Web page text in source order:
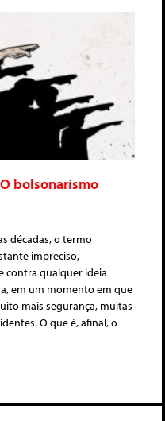
bolsonarismo
décadas, o termo
impreciso,
contra qualquer ideia
em um momento em que
mais segurança, muitas
O que é, afinal, o